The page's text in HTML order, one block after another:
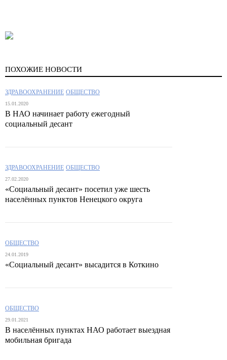
ПОХОЖИЕ НОВОСТИ
ЗДРАВООХРАНЕНИЕ ОБЩЕСТВО
15.01.2020
В НАО начинает работу ежегодный
социальный десант
ЗДРАВООХРАНЕНИЕ ОБЩЕСТВО
27.02.2020
«Социальный десант» посетил уже шесть
населённых пунктов Ненецкого округа
ОБЩЕСТВО
24.01.2019
«Социальный десант» высадится в Коткино
ОБЩЕСТВО
29.01.2021
В населённых пунктах НАО работает выездная
мобильная бригада